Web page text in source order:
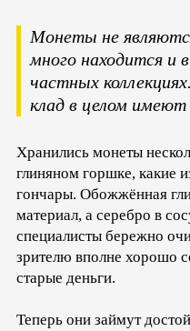
Монеты не
много находится и
частных
клад в целом имеют
Хранились монеты
глиняном горшке, какие
гончары. Обожжённая
материал, а серебро в
специалисты бережно
зрителю вполне хорошо
старые деньги.
Теперь они займут